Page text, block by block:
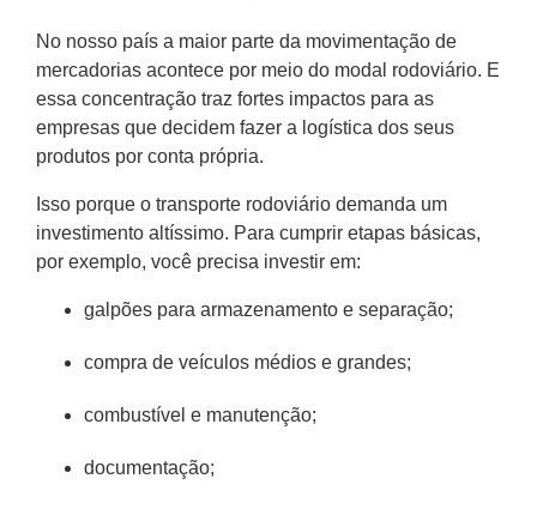
No nosso país a maior parte da movimentação de
mercadorias acontece por meio do modal rodoviário. E
essa concentração traz fortes impactos para as
empresas que decidem fazer a logística dos seus
produtos por conta própria.
Isso porque o transporte rodoviário demanda um
investimento altíssimo. Para cumprir etapas básicas,
por exemplo, você precisa investir em:
galpões para armazenamento e separação;
compra de veículos médios e grandes;
combustível e manutenção;
documentação;